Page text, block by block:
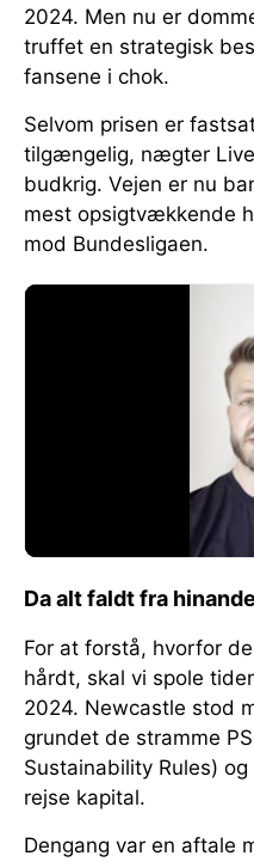
2024. Men nu er
truffet en strategisk
fansene i chok.
Selvom prisen er
tilgængelig, nægter
budkrig. Vejen er nu
mest opsigtvækkende
mod Bundesligaen.
Da alt faldt fra
For at forstå, hvorfor
hårdt, skal vi spole
2024. Newcastle stod
grundet de stramme
Sustainability Rules)
rejse kapital.
Dengang var en aftale